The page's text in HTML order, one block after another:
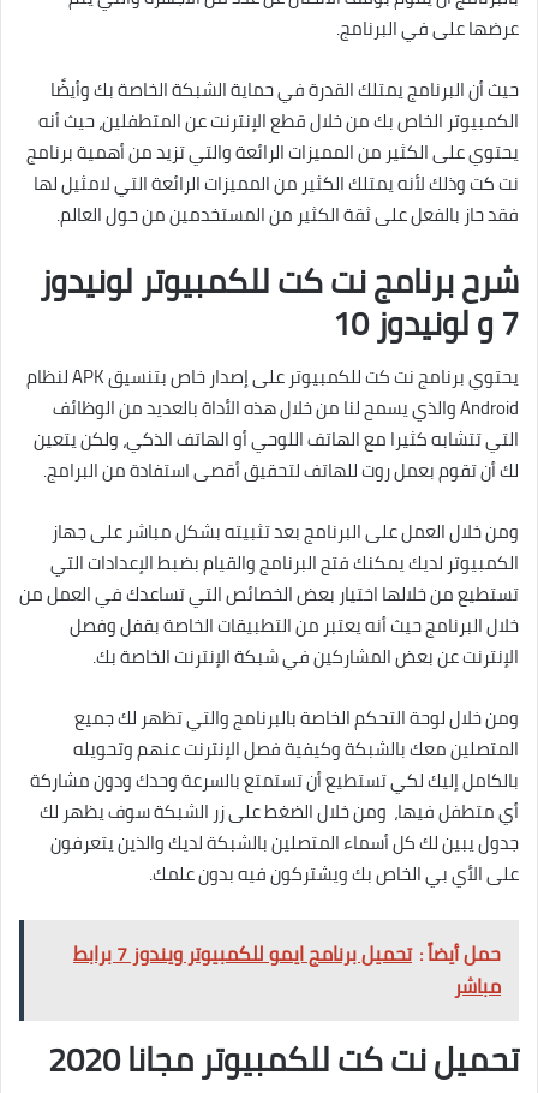
عرضها على في البرنامج.
حيث أن البرنامج يمتلك القدرة في حماية الشبكة الخاصة بك وأيضًا
الكمبيوتر الخاص بك من خلال قطع الإنترنت عن المتطفلين، حيث أنه
يحتوي على الكثير من المميزات الرائعة والتي تزيد من أهمية برنامج
نت كت وذلك لأنه يمتلك الكثير من المميزات الرائعة التي لامثيل لها
فقد حاز بالفعل على ثقة الكثير من المستخدمين من حول العالم.
شرح برنامج نت كت للكمبيوتر لونيدوز
7 و لونيدوز 10
يحتوي برنامج نت كت للكمبيوتر على إصدار خاص بتنسيق APK لنظام
Android والذي يسمح لنا من خلال هذه الأداة بالعديد من الوظائف
التي تتشابه كثيرا مع الهاتف اللوحي أو الهاتف الذكي، ولكن يتعين
لك أن تقوم بعمل روت للهاتف لتحقيق أقصى استفادة من البرامج.
ومن خلال العمل على البرنامج بعد تثبيته بشكل مباشر على جهاز
الكمبيوتر لديك يمكنك فتح البرنامج والقيام بضبط الإعدادات التي
تستطيع من خلالها اختيار بعض الخصائص التي تساعدك في العمل من
خلال البرنامج حيث أنه يعتبر من التطبيقات الخاصة بقفل وفصل
الإنترنت عن بعض المشاركين في شبكة الإنترنت الخاصة بك.
ومن خلال لوحة التحكم الخاصة بالبرنامج والتي تظهر لك جميع
المتصلين معك بالشبكة وكيفية فصل الإنترنت عنهم وتحويله
بالكامل إليك لكي تستطيع أن تستمتع بالسرعة وحدك ودون مشاركة
أي متطفل فيها، ومن خلال الضغط على زر الشبكة سوف يظهر لك
جدول يبين لك كل أسماء المتصلين بالشبكة لديك والذين يتعرفون
على الأي بي الخاص بك ويشتركون فيه بدون علمك.
حمل أيضاً :
تحميل برنامج ايمو للكمبيوتر ويندوز 7 برابط
مباشر
تحميل نت كت للكمبيوتر مجانا 2020